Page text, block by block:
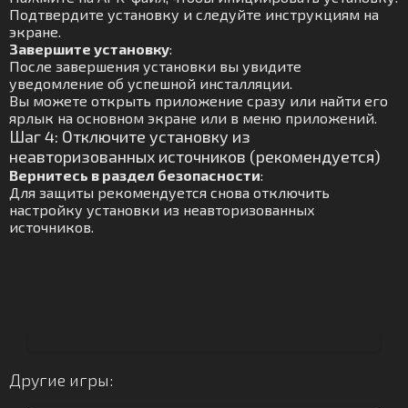
Подтвердите установку и следуйте инструкциям на
экране.
Завершите установку:
После завершения установки вы увидите
уведомление об успешной инсталляции.
Вы можете открыть приложение сразу или найти его
ярлык на основном экране или в меню приложений.
Шаг 4: Отключите установку из
неавторизованных источников (рекомендуется)
Вернитесь в раздел безопасности:
Для защиты рекомендуется снова отключить
настройку установки из неавторизованных
источников.
Другие игры: